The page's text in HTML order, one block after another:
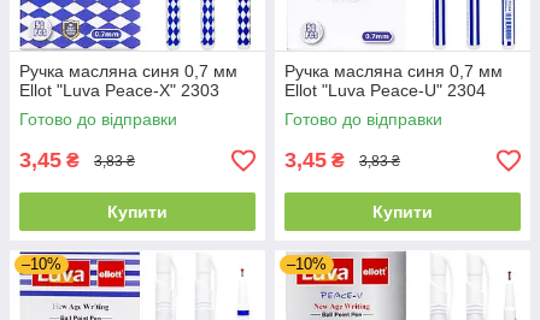
Ручка масляна синя 0,7 мм
Ellot "Luva Peace-X" 2303
Готово до відправки
3,45 ₴ 3,83 ₴
Купити
Ручка масляна синя 0,7 мм
Ellot "Luva Peace-U" 2304
Готово до відправки
3,45 ₴ 3,83 ₴
Купити
–10% –10%